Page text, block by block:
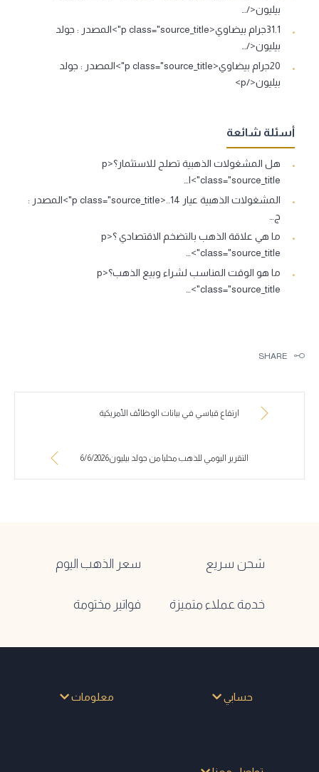
بيليون</…
31.1جرام بيضاوي<p class="source_title">المصدر : جولد
بيليون</…
20جرام بيضاوي<p class="source_title">المصدر : جولد
بيليون</p>
أسئلة شائعة
هل المشغولات الذهبية تصلح للاستثمار؟<p
class="source_title">ا…
المشغولات الذهبية عيار 14..<p class="source_title">المصدر :
ج…
ما هي علاقة الذهب بالتضخم الاقتصادي ؟<p
class="source_title">…
ما هو الوقت المناسب لشراء وبيع الذهب؟<p
class="source_title">…
SHARE
ارتفاع قياسي في بيانات الوظائف الأمريكية
التقرير اليومي للذهب محليا من جولد بيليون6/6/2026
شحن سريع سعر الذهب اليوم
خدمة عملاء متميزة فواتير مختومة
حسابي معلومات